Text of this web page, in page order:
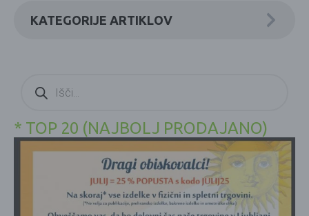
KATEGORIJE ARTIKLOV
search
* TOP 20 (NAJBOLJ PRODAJANO)